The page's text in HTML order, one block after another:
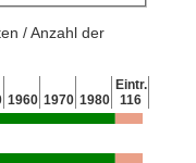
/ Anzahl der
1960 1970 1980
Eintr.
116